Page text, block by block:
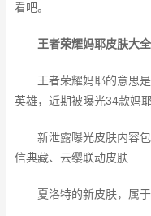
看吧。
王者荣耀妈耶皮肤大全
王者荣耀妈耶的意思
英雄，近期被曝光34款妈
新泄露曝光皮肤内容
信典藏、云缨联动皮肤
夏洛特的新皮肤，属